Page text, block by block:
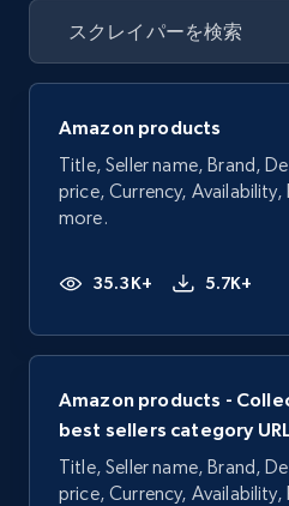
Amazon products
Title, Seller name, Brand,
price, Currency, Availability,
more.
35.3K+ 5.7K+
Amazon products -
best sellers category URL
Title, Seller name, Brand,
price, Currency, Availability,